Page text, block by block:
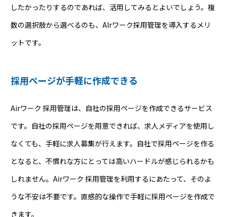
したかったりするのであれば、活用してみるとよいでしょう。複
数の選択肢から選べるのも、AIrワーク採用管理を導入するメリ
ットです。
採用ページが手軽に作成できる
Airワーク 採用管理は、自社の採用ページを作成できるサービス
です。自社の採用ページを用意できれば、求人メディアを使用し
なくても、手軽に求人募集が行えます。自社で採用ページを作る
となると、不慣れな方にとっては高いハードルが感じられるかも
しれません。Airワーク 採用管理を利用するにあたって、そのよ
うな不安は不要です。直感的な操作で手軽に採用ページを作成で
きます。